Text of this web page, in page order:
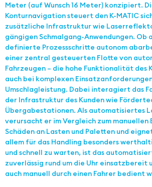
Meter (auf Wunsch 16 Meter) konzipiert.
Konturnavigation steuert den K-MATIC
zusätzliche Infrastruktur wie
gängigen Schmalgang-Anwendungen. Ob
definierte Prozessschritte autonom
einer zentral gesteuerten Flotte von
Fahrzeugen – die hohe Funktionalität des
auch bei komplexen
Umschlagleistung. Dabei interagiert das
der Infrastruktur des Kunden wie
Übergabestationen. Als automatisiertes
verursacht er im Vergleich zum manuellen
Schäden an Lasten und Paletten und
allem für das Handling besonders
und schnell zu warten, ist das
zuverlässig rund um die Uhr einsatzbereit
auch manuell durch einen Fahrer bedient